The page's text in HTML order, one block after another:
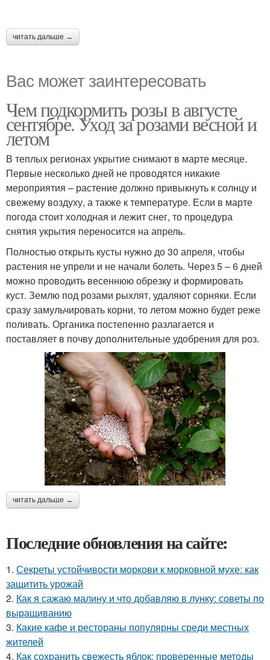
читать дальше →
Вас может заинтересовать
Чем подкормить розы в августе
сентябре. Уход за розами весной и
летом
В теплых регионах укрытие снимают в марте месяце.
Первые несколько дней не проводятся никакие
мероприятия – растение должно привыкнуть к солнцу и
свежему воздуху, а также к температуре. Если в марте
погода стоит холодная и лежит снег, то процедура
снятия укрытия переносится на апрель.
Полностью открыть кусты нужно до 30 апреля, чтобы
растения не упрели и не начали болеть. Через 5 – 6 дней
можно проводить весеннюю обрезку и формировать
куст. Землю под розами рыхлят, удаляют сорняки. Если
сразу замульчировать корни, то летом можно будет реже
поливать. Органика постепенно разлагается и
поставляет в почву дополнительные удобрения для роз.
читать дальше →
Последние обновления на сайте:
1. Секреты устойчивости моркови к морковной мухе: как
защитить урожай
2. Как я сажаю малину и что добавляю в лунку: советы по
выращиванию
3. Какие кафе и рестораны популярны среди местных
жителей
4. Как сохранить свежесть яблок: проверенные методы